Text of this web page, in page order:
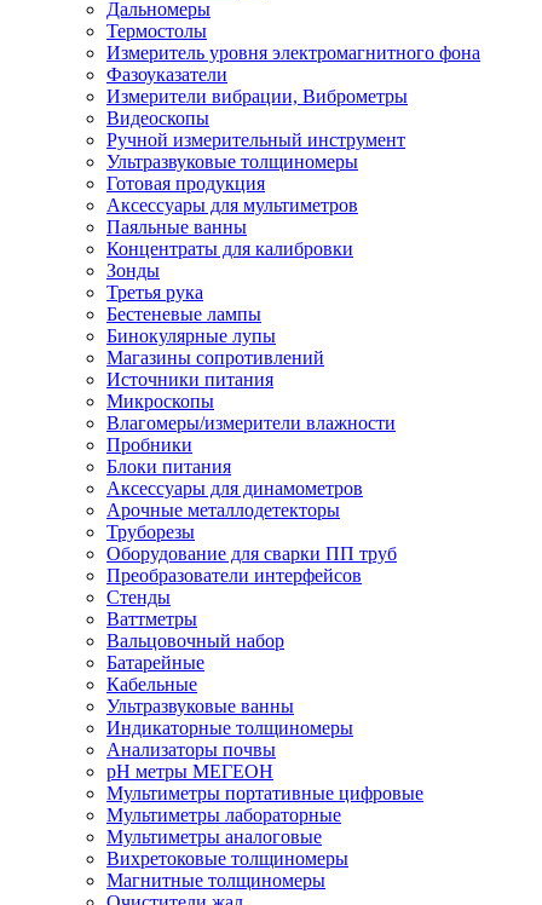
Дальномеры
Термостолы
Измеритель уровня электромагнитного фона
Фазоуказатели
Измерители вибрации, Виброметры
Видеоскопы
Ручной измерительный инструмент
Ультразвуковые толщиномеры
Готовая продукция
Аксессуары для мультиметров
Паяльные ванны
Концентраты для калибровки
Зонды
Третья рука
Бестеневые лампы
Бинокулярные лупы
Магазины сопротивлений
Источники питания
Микроскопы
Влагомеры/измерители влажности
Пробники
Блоки питания
Аксессуары для динамометров
Арочные металлодетекторы
Труборезы
Оборудование для сварки ПП труб
Преобразователи интерфейсов
Стенды
Ваттметры
Вальцовочный набор
Батарейные
Кабельные
Ультразвуковые ванны
Индикаторные толщиномеры
Анализаторы почвы
рН метры МЕГЕОН
Мультиметры портативные цифровые
Мультиметры лабораторные
Мультиметры аналоговые
Вихретоковые толщиномеры
Магнитные толщиномеры